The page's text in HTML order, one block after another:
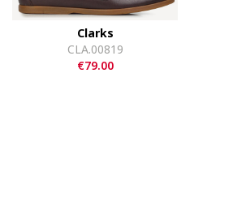
Clarks
CLA.00819
€79.00